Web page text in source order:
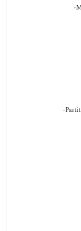
-
-